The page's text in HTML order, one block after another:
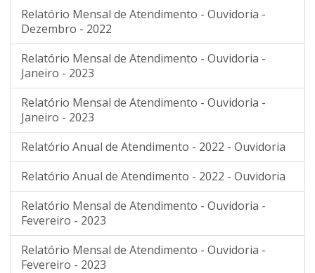
Relatório Mensal de Atendimento - Ouvidoria -
Dezembro - 2022
Relatório Mensal de Atendimento - Ouvidoria -
Janeiro - 2023
Relatório Mensal de Atendimento - Ouvidoria -
Janeiro - 2023
Relatório Anual de Atendimento - 2022 - Ouvidoria
Relatório Anual de Atendimento - 2022 - Ouvidoria
Relatório Mensal de Atendimento - Ouvidoria -
Fevereiro - 2023
Relatório Mensal de Atendimento - Ouvidoria -
Fevereiro - 2023